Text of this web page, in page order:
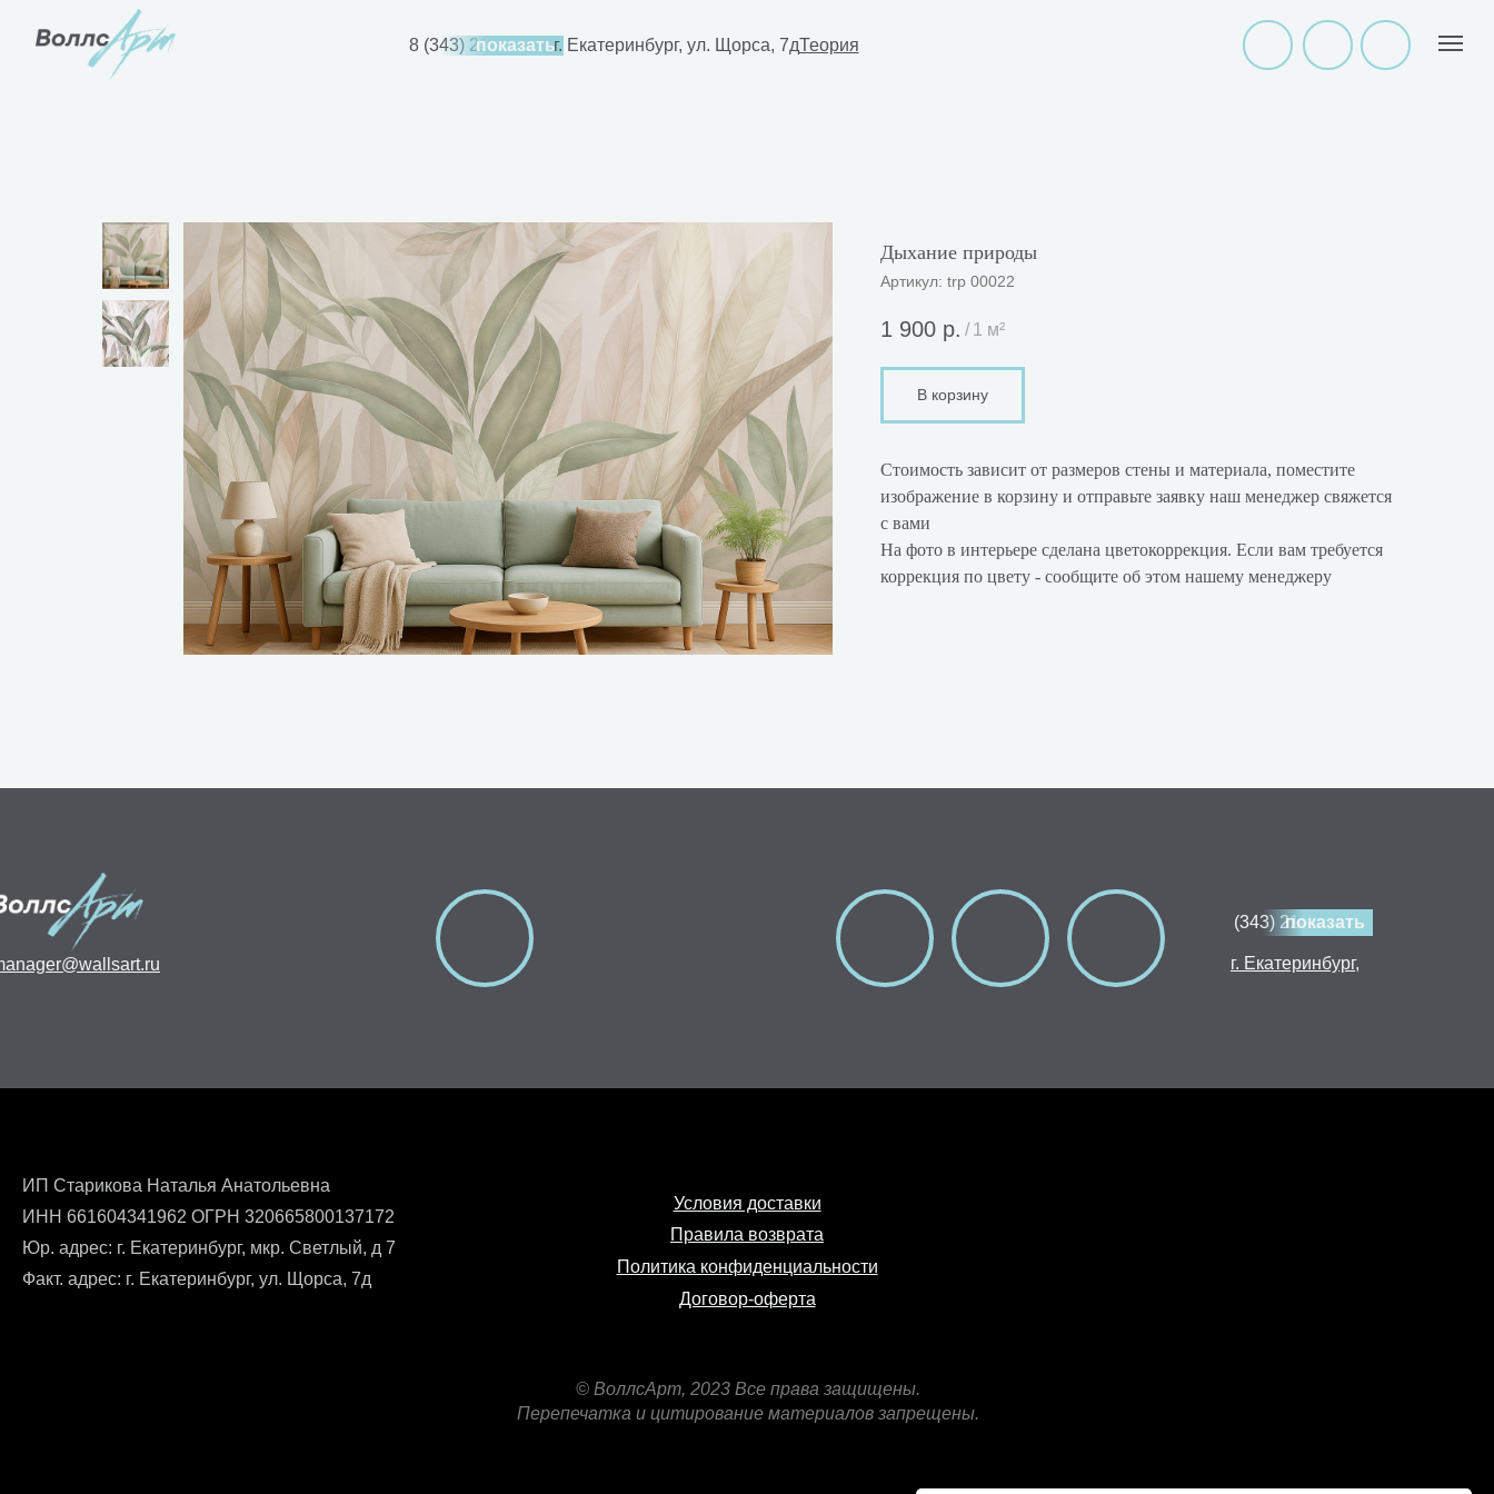
8 (343) 214-80-30
показатьг. Екатеринбург, ул. Щорса, 7дТеория
Дыхание природы
Артикул: trp 00022
1 900 р. / 1 м²
В корзину
Стоимость зависит от размеров стены и материала, поместите
изображение в корзину и отправьте заявку наш менеджер свяжется
с вами
На фото в интерьере сделана цветокоррекция. Если вам требуется
коррекция по цвету - сообщите об этом нашему менеджеру
(343) 214-80-30
показать
г. Екатеринбург,
ИП Старикова Наталья Анатольевна
ИНН 661604341962 ОГРН 320665800137172
Юр. адрес: г. Екатеринбург, мкр. Светлый, д 7
Факт. адрес: г. Екатеринбург, ул. Щорса, 7д
Политика конфиденциальности
Условия доставки
Правила возврата
Договор-оферта
© ВоллсАрт, 2023 Все права защищены.
Перепечатка и цитирование материалов запрещены.